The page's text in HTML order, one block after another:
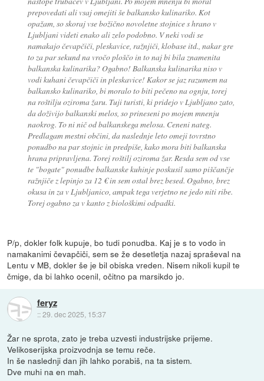
prepovedati ali vsaj omejiti še balkansko kulinariko. Kot
opažam, so skoraj vse božično novoletne stojnice s hrano v
Ljubljani videti enako ali zelo podobno. V neki vodi se
namakajo čevapčiči, pleskavice, ražnjiči, klobase itd., nakar gre
to za par sekund na vročo ploščo in to naj bi bila znamenita
balkanska kulinarika? Ogabno! Balkanska kulinarika niso v
vodi kuhani čevapčiči in pleskavice! Kakor se jaz razumem na
balkansko kulinariko, bi moralo to biti pečeno na ognju, torej
na roštilju oziroma žaru. Tuji turisti, ki pridejo v Ljubljano zato,
da doživijo balkanski melos, so prineseni po mojem mnenju
naokrog. To ni nič od balkanskega melosa. Ceneni nateg.
Predlagam mestni občini, da naslednje leto omeji tovrstno
ponudbo na par stojnic in predpiše, kako mora biti balkanska
hrana pripravljena. Torej roštilj oziroma žar. Resda sem od vse
te "bogate" ponudbe balkanske kuhinje poskusil samo piščančje
ražnjiče z lepinjo za 12 € in sem ostal brez besed. Ogabno, brez
okusa in za v Ljubljanico, ampak tega verjetno ne jedo niti ribe.
Torej ogabno za v kanto z biološkimi odpadki.
P/p, dokler folk kupuje, bo tudi ponudba. Kaj je s to vodo in
namakanimi čevapčiči, sem se že desetletja nazaj spraševal na
Lentu v MB, dokler še je bil obiska vreden. Nisem nikoli kupil te
čmige, da bi lahko ocenil, očitno pa marsikdo jo.
feryz
::29. dec 2025, 15:37
Žar ne sprota, zato je treba uzvesti industrijske prijeme.
Velikoserijska proizvodnja se temu reče.
In še naslednji dan jih lahko porabiš, na ta sistem.
Dve muhi na en mah.